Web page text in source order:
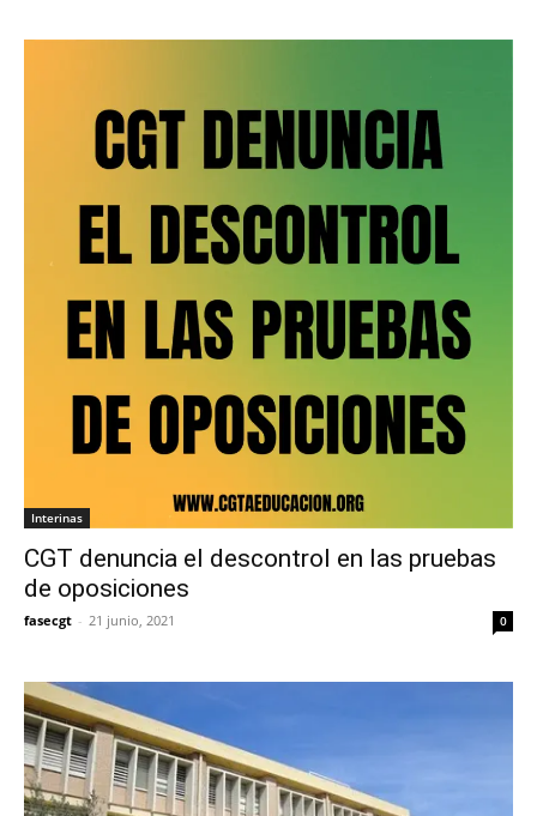
Interinas
CGT denuncia el descontrol en las pruebas
de oposiciones
fasecgt - 21 junio, 2021 0